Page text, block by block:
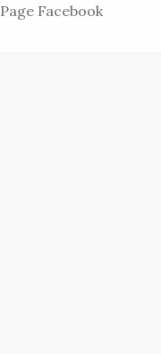
Page Facebook